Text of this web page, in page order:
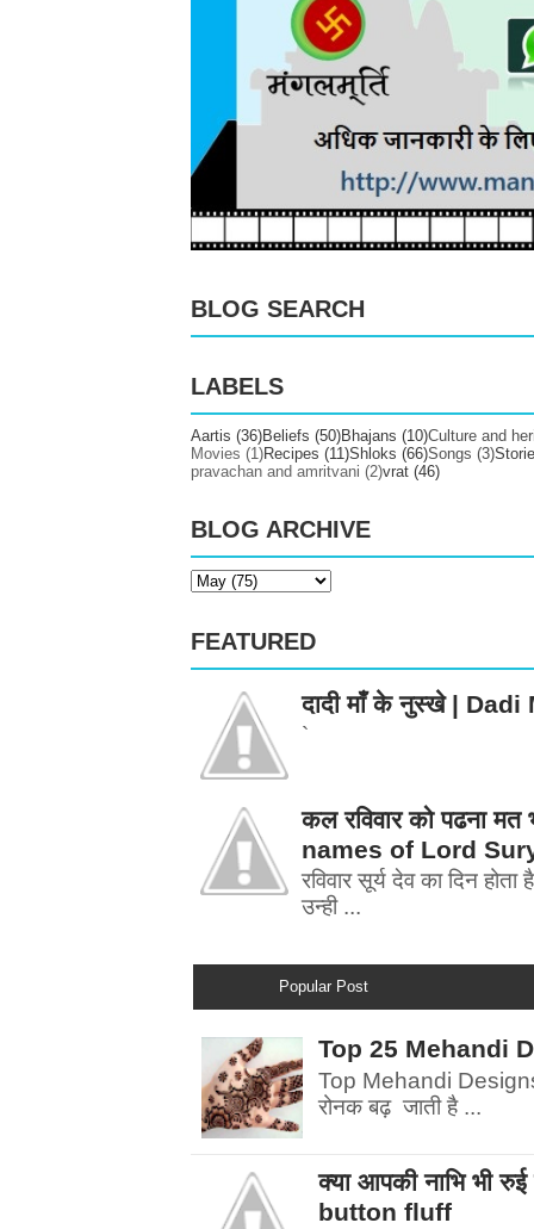
BLOG SEARCH
LABELS
Aartis (36)Beliefs (50)Bhajans (10)Culture and
Movies (1)Recipes (11)Shloks (66)Songs (3)
pravachan and amritvani (2)vrat (46)
BLOG ARCHIVE
FEATURED
दादी माँ के नुस्खे |
`
कल रविवार को पढना
names of Lord
रविवार सूर्य देव का दिन
उन्ही ...
Popular Post
Top 25 Mehandi
Top Mehandi
रोनक बढ़ जाती है ...
क्या आपकी नाभि भी
button fluff